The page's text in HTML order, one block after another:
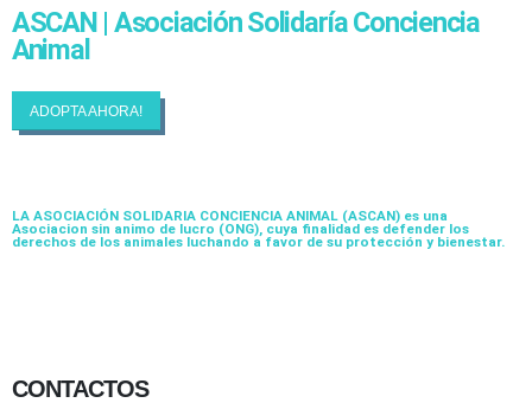
ASCAN | Asociación Solidaría Conciencia
Animal
ADOPTA AHORA!
LA ASOCIACIÓN SOLIDARIA CONCIENCIA ANIMAL (ASCAN) es una
Asociacion sin animo de lucro (ONG), cuya finalidad es defender los
derechos de los animales luchando a favor de su protección y bienestar.
CONTACTOS